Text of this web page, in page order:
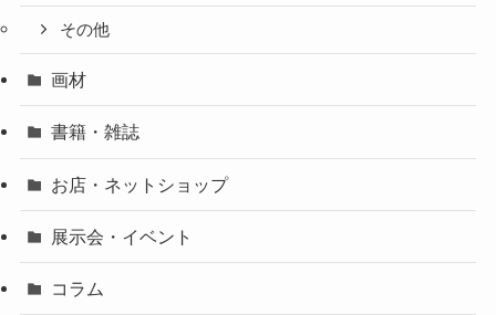
その他
画材
書籍・雑誌
お店・ネットショップ
展示会・イベント
コラム